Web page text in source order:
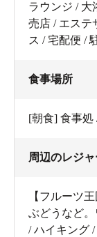
ラウンジ / 大
売店 / エステ
ス / 宅配便 /
食事場所
[朝食] 食事処
周辺のレジ
【フルーツ
ぶどうなど
/ ハイキング